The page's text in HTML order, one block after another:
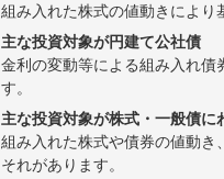
組み入れた株式の値動きによ
主な投資対象が円建て公社債
金利の変動等による組み入れ
す。
主な投資対象が株式・一般債
組み入れた株式や債券の値動
それがあります。